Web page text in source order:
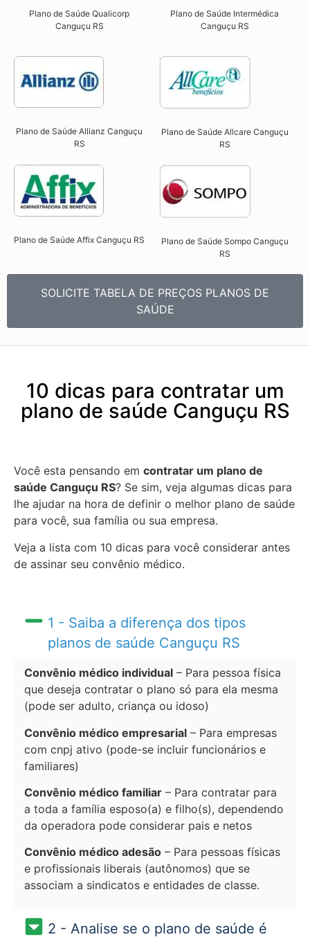
Plano de Saúde Qualicorp
Canguçu RS​
Plano de Saúde Intermédica
Canguçu RS
Plano de Saúde Allianz Canguçu
RS​
Plano de Saúde Allcare Canguçu
RS​
Plano de Saúde Affix Canguçu RS​
Plano de Saúde Sompo Canguçu
RS​
SOLICITE TABELA DE PREÇOS PLANOS DE
SAÚDE
10 dicas para contratar um
plano de saúde Canguçu RS
Você esta pensando em contratar um plano de
saúde Canguçu RS? Se sim, veja algumas dicas para
lhe ajudar na hora de definir o melhor plano de saúde
para você, sua família ou sua empresa.
Veja a lista com 10 dicas para você considerar antes
de assinar seu convênio médico.
1 - Saiba a diferença dos tipos
planos de saúde Canguçu RS
Convênio médico individual – Para pessoa física
que deseja contratar o plano só para ela mesma
(pode ser adulto, criança ou idoso)
Convênio médico empresarial – Para empresas
com cnpj ativo (pode-se incluir funcionários e
familiares)
Convênio médico familiar – Para contratar para
a toda a família esposo(a) e filho(s), dependendo
da operadora pode considerar pais e netos
Convênio médico adesão – Para pessoas físicas
e profissionais liberais (autônomos) que se
associam a sindicatos e entidades de classe.
2 - Analise se o plano de saúde é